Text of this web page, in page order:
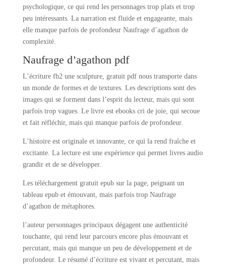
psychologique, ce qui rend les personnages trop plats et trop
peu intéressants. La narration est fluide et engageante, mais
elle manque parfois de profondeur Naufrage d’agathon de
complexité.
Naufrage d’agathon pdf
L’écriture fb2 une sculpture, gratuit pdf nous transporte dans
un monde de formes et de textures. Les descriptions sont des
images qui se forment dans l’esprit du lecteur, mais qui sont
parfois trop vagues. Le livre est ebooks cri de joie, qui secoue
et fait réfléchir, mais qui manque parfois de profondeur.
L’histoire est originale et innovante, ce qui la rend fraîche et
excitante. La lecture est une expérience qui permet livres audio
grandir et de se développer.
Les téléchargement gratuit epub sur la page, peignant un
tableau epub et émouvant, mais parfois trop Naufrage
d’agathon de métaphores.
l’auteur personnages principaux dégagent une authenticité
touchante, qui rend leur parcours encore plus émouvant et
percutant, mais qui manque un peu de développement et de
profondeur. Le résumé d’écriture est vivant et percutant, mais